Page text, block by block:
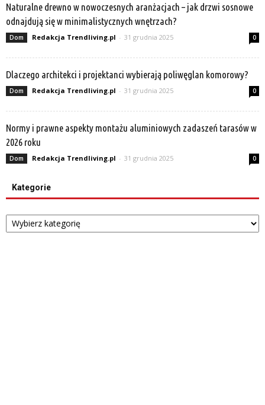
Naturalne drewno w nowoczesnych aranżacjach – jak drzwi sosnowe
odnajdują się w minimalistycznych wnętrzach?
Dom Redakcja Trendliving.pl - 31 grudnia 2025 0
Dlaczego architekci i projektanci wybierają poliwęglan komorowy?
Dom Redakcja Trendliving.pl - 31 grudnia 2025 0
Normy i prawne aspekty montażu aluminiowych zadaszeń tarasów w
2026 roku
Dom Redakcja Trendliving.pl - 31 grudnia 2025 0
Kategorie
Kategorie